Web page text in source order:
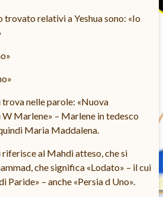
trovato relativi a Yeshua sono: «Io
nelle parole: «Nuova
W Marlene» – Marlene in tedesco
Maria Maddalena.
al Mahdi atteso, che si
che significa «Lodato» – il cui
Paride» – anche «Persia d Uno».